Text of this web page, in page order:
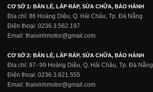
CƠ SỞ 1: BÁN LẺ, LẮP RÁP, SỬA CHỮA, BẢO HÀNH
Địa chỉ: 86 Hoàng Diệu, Q. Hải Châu, Tp. Đà Nẵng
Điện thoại: 0236.3.562.197
Email: thaivinhmotor@gmail.com
CƠ SỞ 2: BÁN LẺ, LẮP RÁP, SỬA CHỮA, BẢO HÀNH
Địa chỉ: 97- 99 Hoàng Diệu, Q. Hải Châu, Tp. Đà Nẵng
Điện thoại: 0236.3.821.555
Email: thaivinhmotor@gmail.com